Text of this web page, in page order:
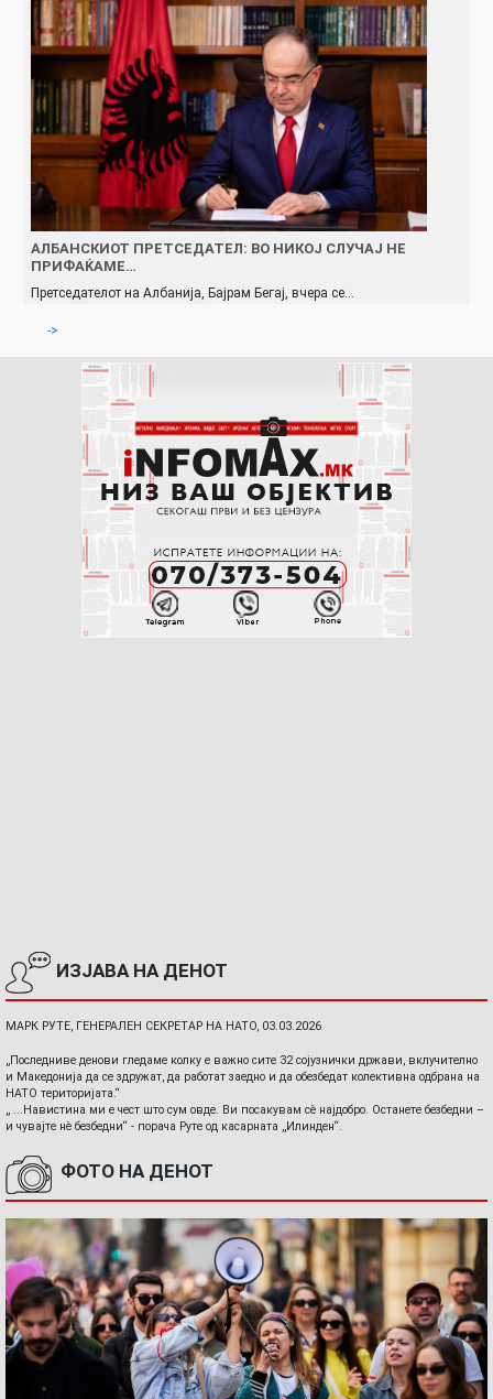
АЛБАНСКИОТ ПРЕТСЕДАТЕЛ: ВО НИКОЈ СЛУЧАЈ НЕ
ПРИФАЌАМЕ…
Претседателот на Албанија, Бајрам Бегај, вчера се…
->
ИЗЈАВА НА ДЕНОТ
МАРК РУТЕ, ГЕНЕРАЛЕН СЕКРЕТАР НА НАТО, 03.03.2026
„Последниве денови гледаме колку е важно сите 32 сојузнички држави, вклучително
и Македонија да се здружат, да работат заедно и да обезбедат колективна одбрана на
НАТО територијата.“
„ ...Навистина ми е чест што сум овде. Ви посакувам сè најдобро. Останете безбедни –
и чувајте нè безбедни“ - порача Руте од касарната „Илинден“.
ФОТО НА ДЕНОТ